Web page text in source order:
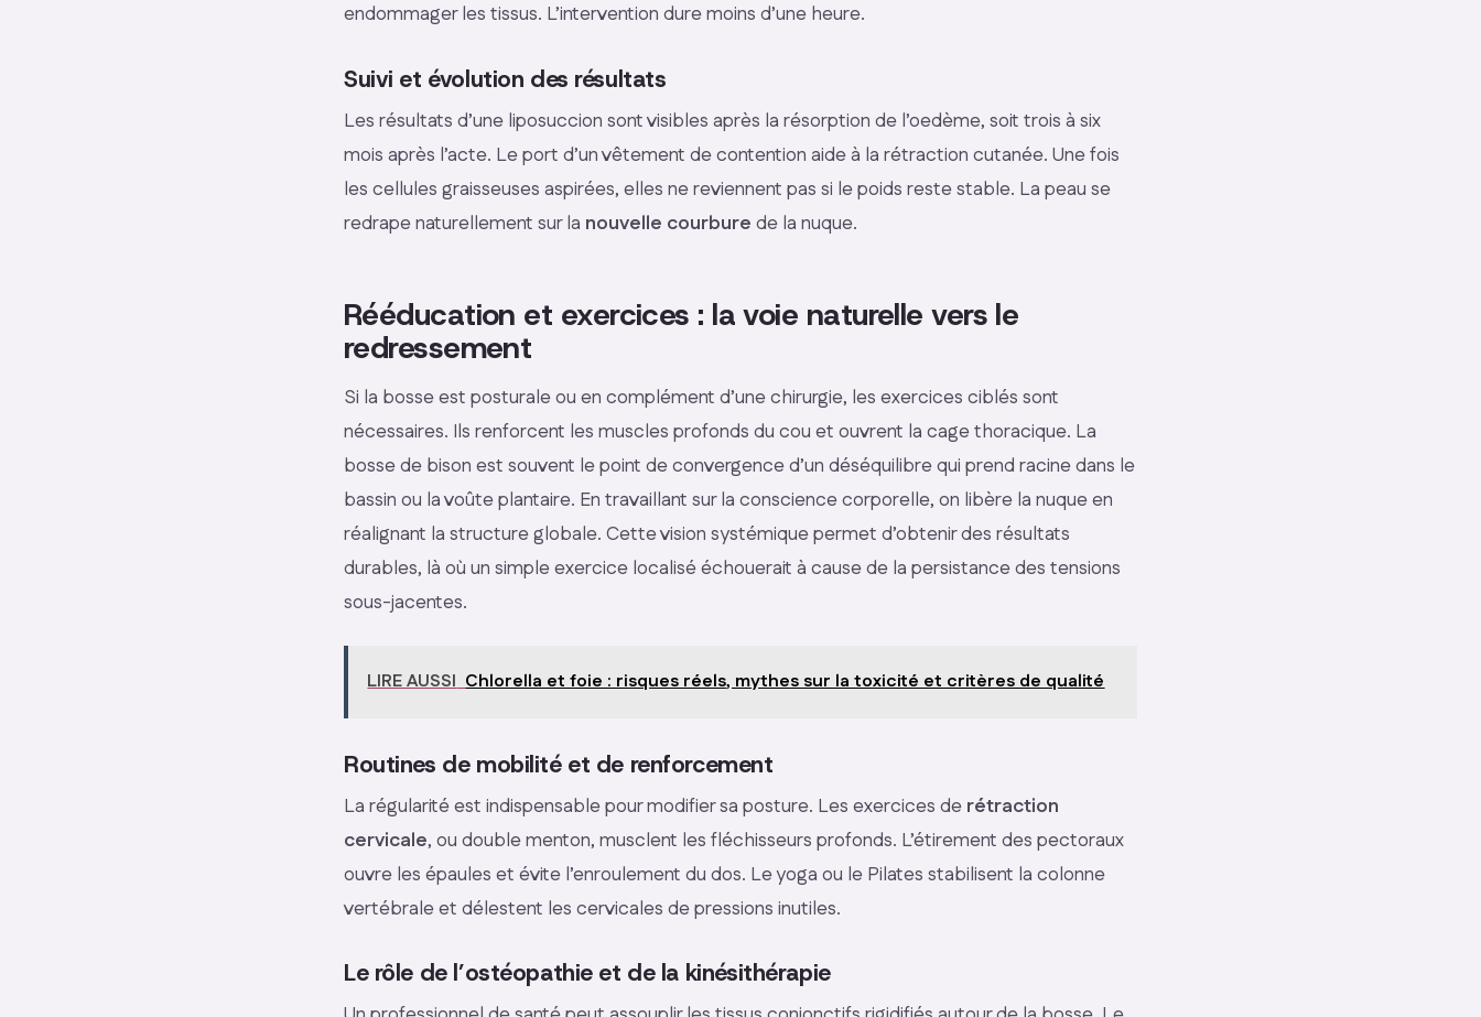
endommager les tissus. L’intervention dure moins d’une heure.
Suivi et évolution des résultats
Les résultats d’une liposuccion sont visibles après la résorption de l’oedème, soit trois à six
mois après l’acte. Le port d’un vêtement de contention aide à la rétraction cutanée. Une fois
les cellules graisseuses aspirées, elles ne reviennent pas si le poids reste stable. La peau se
redrape naturellement sur la nouvelle courbure de la nuque.
Rééducation et exercices : la voie naturelle vers le
redressement
Si la bosse est posturale ou en complément d’une chirurgie, les exercices ciblés sont
nécessaires. Ils renforcent les muscles profonds du cou et ouvrent la cage thoracique. La
bosse de bison est souvent le point de convergence d’un déséquilibre qui prend racine dans le
bassin ou la voûte plantaire. En travaillant sur la conscience corporelle, on libère la nuque en
réalignant la structure globale. Cette vision systémique permet d’obtenir des résultats
durables, là où un simple exercice localisé échouerait à cause de la persistance des tensions
sous-jacentes.
LIRE AUSSI Chlorella et foie : risques réels, mythes sur la toxicité et critères de qualité
Routines de mobilité et de renforcement
La régularité est indispensable pour modifier sa posture. Les exercices de rétraction
cervicale, ou double menton, musclent les fléchisseurs profonds. L’étirement des pectoraux
ouvre les épaules et évite l’enroulement du dos. Le yoga ou le Pilates stabilisent la colonne
vertébrale et délestent les cervicales de pressions inutiles.
Le rôle de l’ostéopathie et de la kinésithérapie